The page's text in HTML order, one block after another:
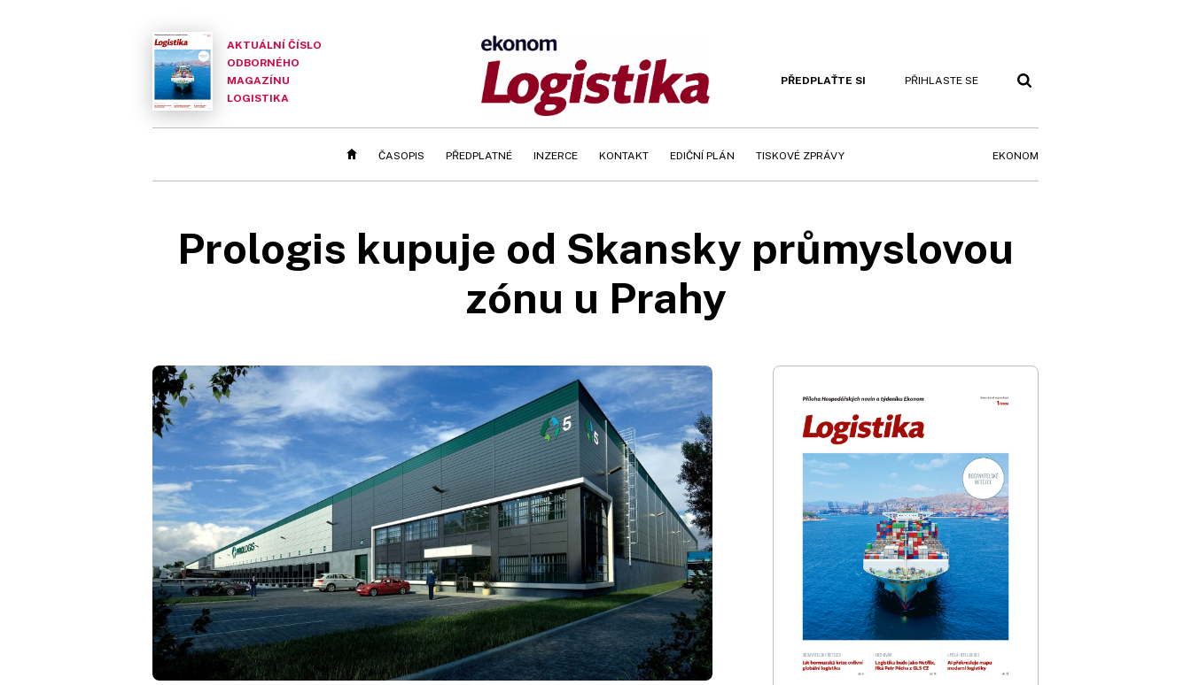
AKTUÁLNÍ ČÍSLO
ODBORNÉHO
MAGAZÍNU
LOGISTIKA
PŘEDPLAŤTE SI PŘIHLASTE SE
ČASOPIS PŘEDPLATNÉ INZERCE KONTAKT EDIČNÍ PLÁN TISKOVÉ ZPRÁVY EKONOM
Prologis kupuje od Skansky průmyslovou
zónu u Prahy